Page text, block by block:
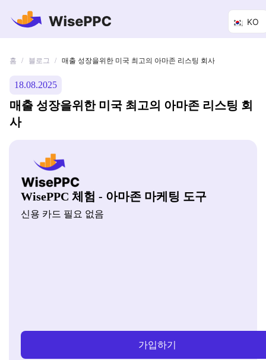
KO
홈 / 블로그 / 매출 성장을위한 미국 최고의 아마존 리스팅 회사
18.08.2025
매출 성장을위한 미국 최고의 아마존 리스팅 회
사
WisePPC 체험 - 아마존 마케팅 도구
신용 카드 필요 없음
가입하기